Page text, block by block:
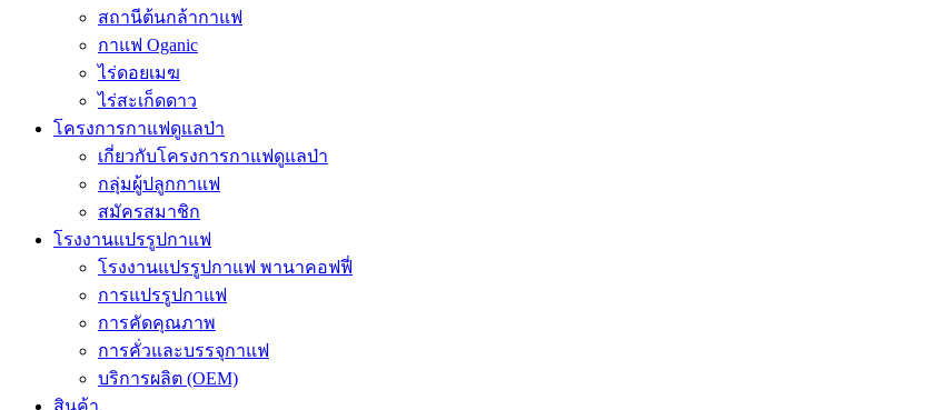
สถานีต้นกล้ากาแฟ
กาแฟ Oganic
ไร่ดอยเมฆ
ไร่สะเก็ดดาว
โครงการกาแฟดูแลป่า
เกี่ยวกับโครงการกาแฟดูแลป่า
กลุ่มผู้ปลูกกาแฟ
สมัครสมาชิก
โรงงานแปรรูปกาแฟ
โรงงานแปรรูปกาแฟ พานาคอฟฟี่
การแปรรูปกาแฟ
การคัดคุณภาพ
การคั่วและบรรจุกาแฟ
บริการผลิต (OEM)
สินค้า